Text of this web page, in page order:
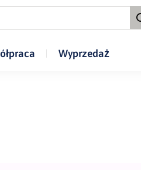
Wyprzedaż